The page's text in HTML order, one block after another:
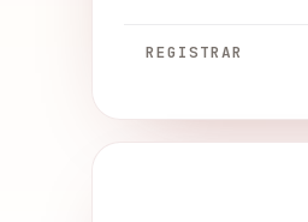
REGISTRAR